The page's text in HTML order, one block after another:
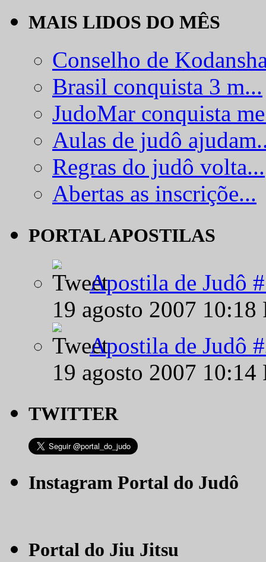
MAIS LIDOS DO MÊS
Conselho de
Brasil conquista 3 m...
JudoMar conquista
Aulas de judô
Regras do judô volta...
Abertas as inscriçõe...
PORTAL APOSTILAS
Apostila de Judô
19 agosto 2007
Apostila de Judô
19 agosto 2007
TWITTER
Instagram Portal do Judô
Portal do Jiu Jitsu